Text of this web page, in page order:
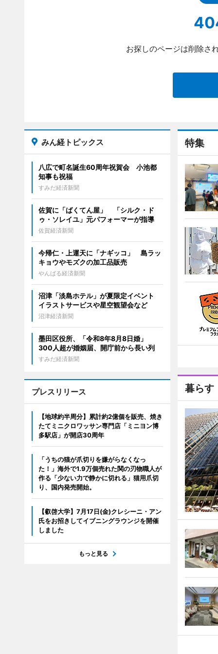
お探しのページは削除さ
特集
暮らす
みん経トピックス
八広で町名誕生60周年祝賀会 小池都
知事も祝福
すみだ経済新聞
佐賀に「ばくてん屋」 「シルク・ド
ゥ・ソレイユ」元パフォーマーが指導
佐賀経済新聞
今帰仁・上運天に「ナギッコ」 島ラッ
キョウやモズクの加工品販売
やんばる経済新聞
沼津「淡島ホテル」が夏限定イベント
イラストサービスや星空観望会など
沼津経済新聞
墨田区役所、「令和8年8月8日婚」
300人超が婚姻届、開庁前から長い列
すみだ経済新聞
プレスリリース
【地球約半周分】累計約2億個を販売、焼き
たてミニクロワッサン専門店「ミニヨン博
多駅店」が開店30周年
「うちの猫が爪切りを嫌がらなくなっ
た！」海外で1.9万個売れた関の刃物職人が
作る「少ない力で静かに切れる」猫用爪切
り、国内発売開始。
【叡啓大学】7月17日(金)クレシーニ・アン
氏をお招きしてイブニングラウンジを開催
しました
もっと見る